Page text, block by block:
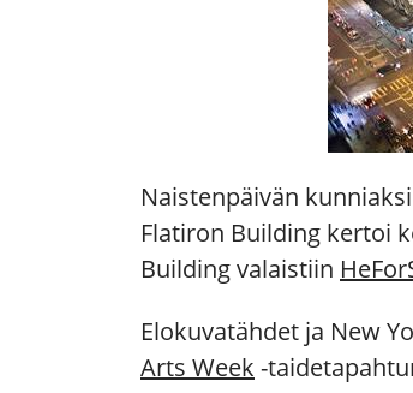
Naistenpäivän
Flatiron Building kertoi
Building valaistiin
Elokuvatähdet ja New
Arts Week -